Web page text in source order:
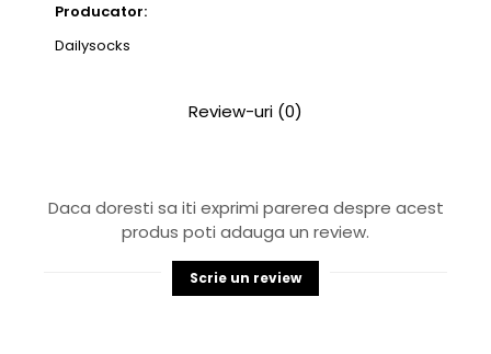
Producator:
Dailysocks
Review-uri (0)
Daca doresti sa iti exprimi parerea despre acest
produs poti adauga un review.
Scrie un review